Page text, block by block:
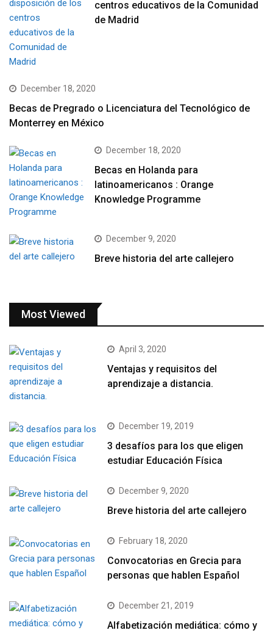
centros educativos de la Comunidad
de Madrid
December 18, 2020
Becas de Pregrado o Licenciatura del Tecnológico de
Monterrey en México
December 18, 2020
Becas en Holanda para
latinoamericanos : Orange
Knowledge Programme
December 9, 2020
Breve historia del arte callejero
Most Viewed
April 3, 2020
Ventajas y requisitos del
aprendizaje a distancia.
December 19, 2019
3 desafíos para los que eligen
estudiar Educación Física
December 9, 2020
Breve historia del arte callejero
February 18, 2020
Convocatorias en Grecia para
personas que hablen Español
December 21, 2019
Alfabetización mediática: cómo y